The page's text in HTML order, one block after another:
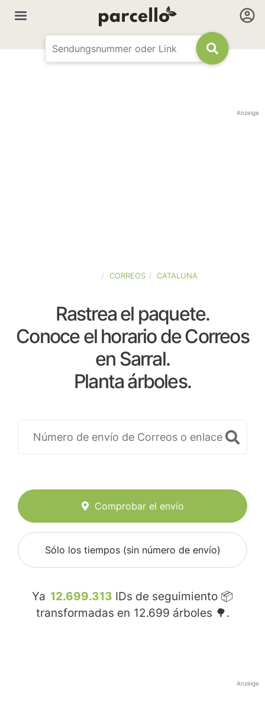
Anzeige
CORREOS CATALUNA
Rastrea el paquete.
Conoce el horario de Correos
en Sarral.
Planta árboles.
Comprobar el envío
Sólo los tiempos (sin número de envío)
Ya 12.699.313 IDs de seguimiento 📦
transformadas en 12.699 árboles 🌳.
Anzeige